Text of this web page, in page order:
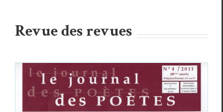
Revue des revues